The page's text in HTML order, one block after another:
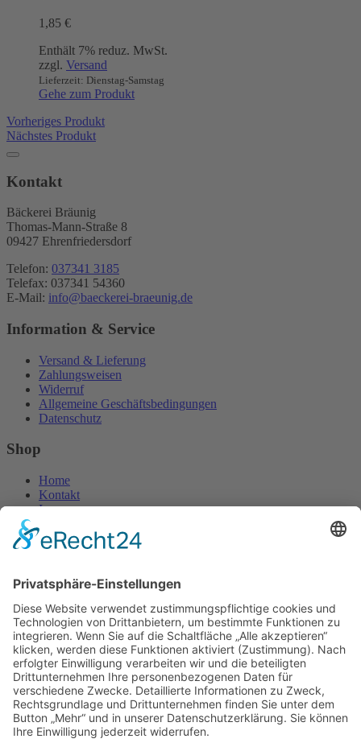
1,85 €
Enthält 7% reduz. MwSt.
zzgl. Versand
Lieferzeit: Dienstag-Samstag
Gehe zum Produkt
Vorheriges Produkt
Nächstes Produkt
Kontakt
Bäckerei Bräunig
Thomas-Mann-Straße 8
09427 Ehrenfriedersdorf
Telefon: 037341 3185
Telefax: 037341 54360
E-Mail: info@baeckerei-braeunig.de
Information & Service
Versand & Lieferung
Zahlungsweisen
Widerruf
Allgemeine Geschäftsbedingungen
Datenschutz
Shop
Home
Kontakt
Impressum
Widerruf
©2026 Bäckerei Bräunig | UmsetzungPepsite®
×
Anmelden
Benutzername